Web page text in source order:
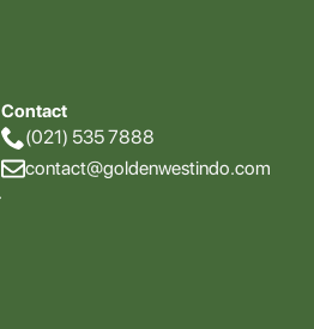
Contact
(021) 535 7888
contact@goldenwestindo.com